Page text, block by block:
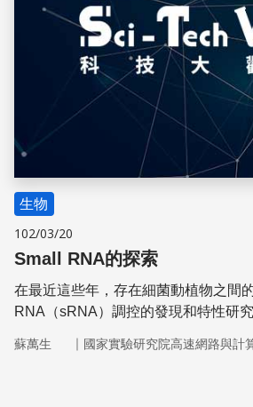
生物
102/03/20
Small RNA的探索
在最近這些年，存在細菌動植物之間的
RNA（sRNA）調控的發現和特性研
蘇萬生 ｜ 國家實驗研究院高速網路與計